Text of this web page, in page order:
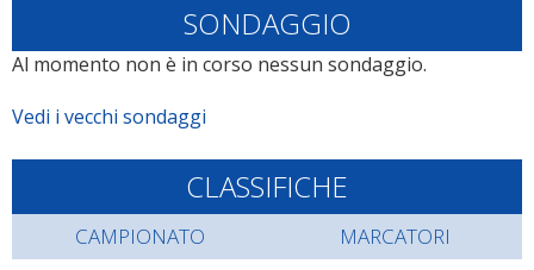
SONDAGGIO
Al momento non è in corso nessun sondaggio.
Vedi i vecchi sondaggi
CLASSIFICHE
CAMPIONATO MARCATORI